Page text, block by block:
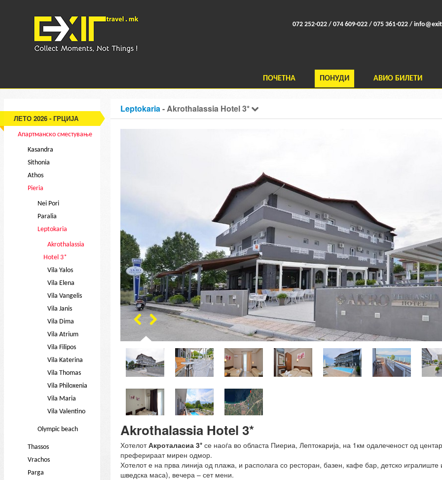
072 252-022 / 074 609-022 / 075 361-022 /
ПОЧЕТНА ПОНУДИ АВИО БИЛЕТИ
ЛЕТО 2026 - ГРЦИЈА
Апартманско сместување
Kasandra
Sithonia
Athos
Pieria
Nei Pori
Paralia
Leptokaria
Akrothalassia
Hotel 3*
Vila Yalos
Vila Elena
Vila Vangelis
Vila Janis
Vila Dima
Vila Atrium
Vila Filipos
Vila Katerina
Vila Thomas
Vila Philoxenia
Vila Maria
Vila Valentino
Olympic beach
Thassos
Vrachos
Parga
Leptokaria- Akrothalassia Hotel 3*
Akrothalassia Hotel 3*
ХотелотАкроталасиа 3*се наоѓа во областа Пиериа, Лептокарија, на 1км одалеченост од
преферираат мирен одмор.
Хотелот е на прва линија од плажа, и располага со ресторан, базен, кафе бар, детско
шведска маса), вечера – сет мени.